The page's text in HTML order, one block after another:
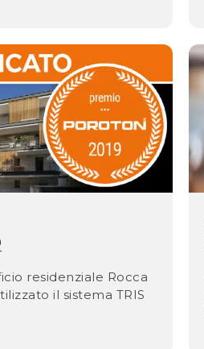
residenziale Rocca
il sistema TRIS